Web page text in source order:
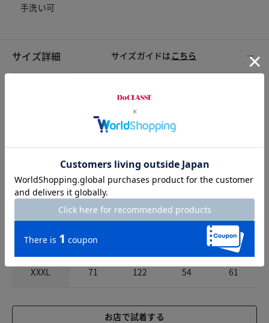
手洗い可
サイズ詳細 サイズガイドは こちら
65 92
M 67 98 42 59
L 69 104 44 60
71 110 46
XXL 71 61
XXXL 71 122 54 61
お店で試着する